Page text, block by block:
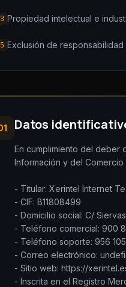
Propiedad intelectual e
Exclusión de responsabilidad
Datos
En cumplimiento del deber
Información y del Comercio
- Titular: Xerintel Internet
- CIF: B11808499
- Domicilio social: C/
- Teléfono comercial: 900
- Teléfono soporte: 956
- Correo electrónico:
- Sitio web: https://
- Inscrita en el Registro